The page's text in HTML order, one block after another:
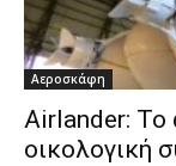
Αεροσκάφη
Airlander: Το
οικολογική